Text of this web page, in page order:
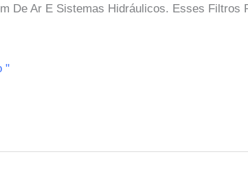
De Ar E Sistemas Hidráulicos. Esses Filtros
"